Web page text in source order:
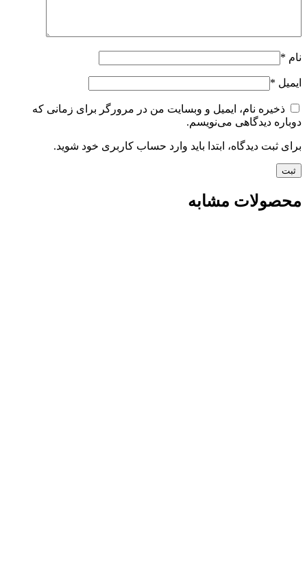
نام *
ایمیل *
ذخیره نام، ایمیل و وبسایت من در مرورگر برای زمانی که
دوباره دیدگاهی می‌نویسم.
برای ثبت دیدگاه، ابتدا باید وارد حساب کاربری خود شوید.
محصولات مشابه